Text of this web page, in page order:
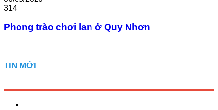
314
Phong trào chơi lan ở Quy Nhơn
TIN MỚI